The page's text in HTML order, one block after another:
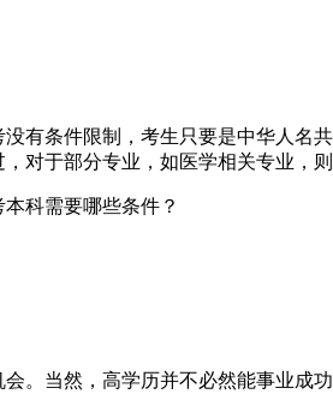
有条件限制，考生只要是中华人名
于部分专业，如医学相关专业，
。当然，高学历并不必然能事业成